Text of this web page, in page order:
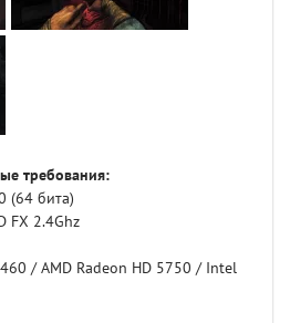
требования:
(64 бита)
FX 2.4Ghz
/ AMD Radeon HD 5750 / Intel